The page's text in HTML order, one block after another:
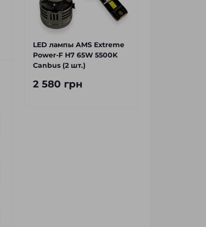
LED лампы AMS Extreme
Power-F H7 65W 5500K
Canbus (2 шт.)
2 580 грн